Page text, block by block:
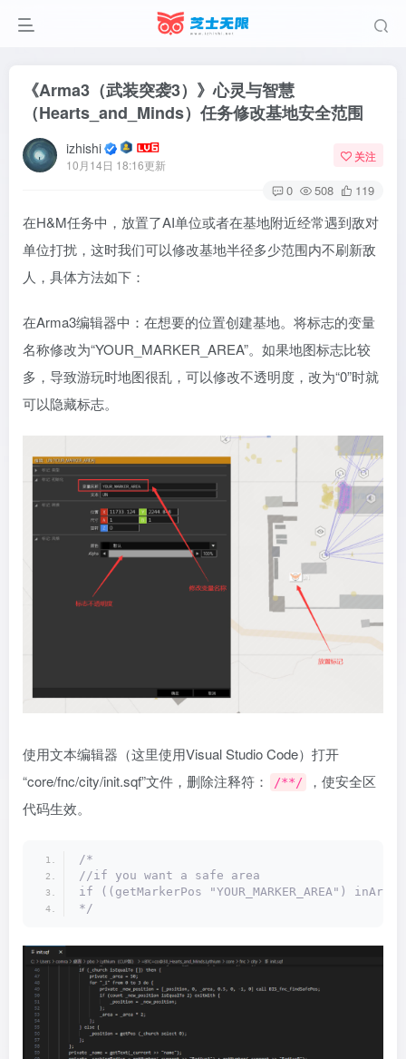
《Arma3（武装突袭3）》心灵与智慧
（Hearts_and_Minds）任务修改基地安全范围
izhishi
10月14日 18:16更新
关注
0 508 119
在H&M任务中，放置了AI单位或者在基地附近经常遇到敌对
单位打扰，这时我们可以修改基地半径多少范围内不刷新敌
人，具体方法如下：
在Arma3编辑器中：在想要的位置创建基地。将标志的变量
名称修改为“YOUR_MARKER_AREA”。如果地图标志比较
多，导致游玩时地图很乱，可以修改不透明度，改为“0”时就
可以隐藏标志。
使用文本编辑器（这里使用Visual Studio Code）打开
“core/fnc/city/init.sqf”文件，删除注释符：
/**/
，使安全区
代码生效。
/*
//if you want a safe area
if ((getMarkerPos "YOUR_MARKER_AREA")
*/